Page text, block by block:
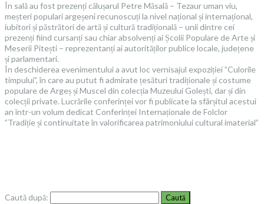
În sală au fost prezenți călușarul Petre Măsală – Tezaur uman viu,
meșteri populari argeșeni recunoscuți la nivel național și internațional,
iubitori și păstrători de artă și cultură tradițională – unii dintre cei
prezenți fiind cursanți sau chiar absolvenți ai Școlii Populare de Arte și
Meserii Pitești – reprezentanți ai autorităților publice locale, județene
și parlamentari.
În deschiderea evenimentului a avut loc vernisajul expoziției ”Culorile
timpului”, în care au putut fi admirate țesături tradiționale și costume
populare de Argeș și Muscel din colecția Muzeului Golești, dar și din
colecții private. Lucrările conferinței vor fi publicate la sfârșitul acestui
an într-un volum dedicat Conferinței Internaționale de Folclor
”Tradiție și continuitate în valorificarea patrimoniului cultural imaterial”
Caută după: